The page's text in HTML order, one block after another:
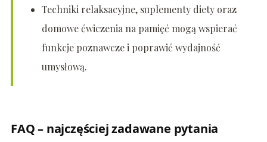
Techniki relaksacyjne, suplementy diety oraz
domowe ćwiczenia na pamięć mogą wspierać
funkcje poznawcze i poprawić wydajność
umysłową.
FAQ – najczęściej zadawane pytania